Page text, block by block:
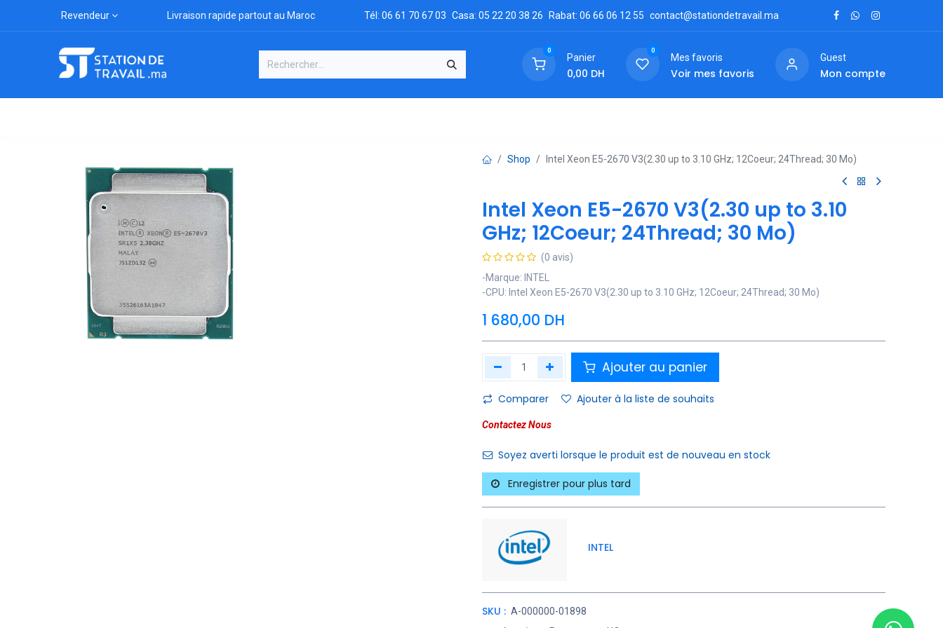
Revendeur Livraison rapide partout au Maroc Tél: 06 61 70 67 03 Casa: 05 22 20 38 26 Rabat: 06 66 06 12 55 contact@stationdetravail.ma
0
Panier
0,00 DH
0
Mes favoris
Voir mes favoris
Guest
Mon compte
Shop Intel Xeon E5-2670 V3(2.30 up to 3.10 GHz; 12Coeur; 24Thread; 30 Mo)
Intel Xeon E5-2670 V3(2.30 up to 3.10
GHz; 12Coeur; 24Thread; 30 Mo)
(0 avis)
-Marque: INTEL
-CPU: Intel Xeon E5-2670 V3(2.30 up to 3.10 GHz; 12Coeur; 24Thread; 30 Mo)
1 680,00 DH
Ajouter au panier
Comparer Ajouter à la liste de souhaits
Contactez Nous
Soyez averti lorsque le produit est de nouveau en stock
Enregistrer pour plus tard
INTEL
SKU : A-000000-01898